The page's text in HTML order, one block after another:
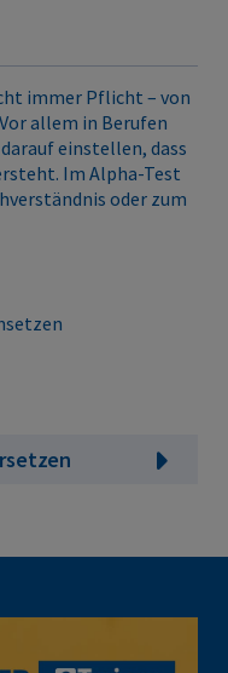
immer Pflicht – von
allem in Berufen
einstellen, dass
Im Alpha-Test
oder zum